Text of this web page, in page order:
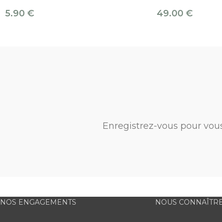
5.90 € 49.00 €
Enregistrez-vous pour
NOS ENGAGEMENTS NOUS